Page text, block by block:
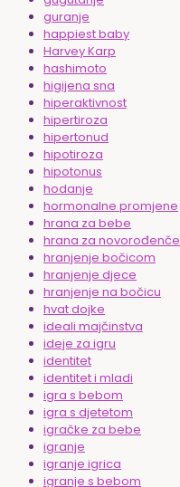
guranje
happiest baby
Harvey Karp
hashimoto
higijena sna
hiperaktivnost
hipertiroza
hipertonud
hipotiroza
hipotonus
hodanje
hormonalne promjene
hrana za bebe
hrana za novorođenče
hranjenje bočicom
hranjenje djece
hranjenje na bočicu
hvat dojke
ideali majčinstva
ideje za igru
identitet
identitet i mladi
igra s bebom
igra s djetetom
igračke za bebe
igranje
igranje igrica
igranje s bebom